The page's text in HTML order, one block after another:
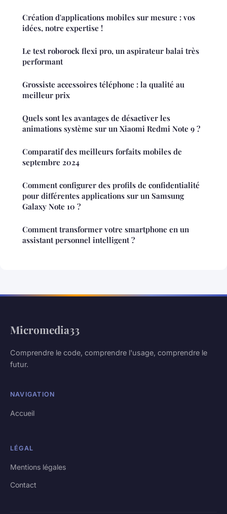
Création d'applications mobiles sur mesure : vos
idées, notre expertise !
Le test roborock flexi pro, un aspirateur balai très
performant
Grossiste accessoires téléphone : la qualité au
meilleur prix
Quels sont les avantages de désactiver les
animations système sur un Xiaomi Redmi Note 9 ?
Comparatif des meilleurs forfaits mobiles de
septembre 2024
Comment configurer des profils de confidentialité
pour différentes applications sur un Samsung
Galaxy Note 10 ?
Comment transformer votre smartphone en un
assistant personnel intelligent ?
Micromedia33
Comprendre le code, comprendre l'usage, comprendre le
futur.
NAVIGATION
Accueil
LÉGAL
Mentions légales
Contact